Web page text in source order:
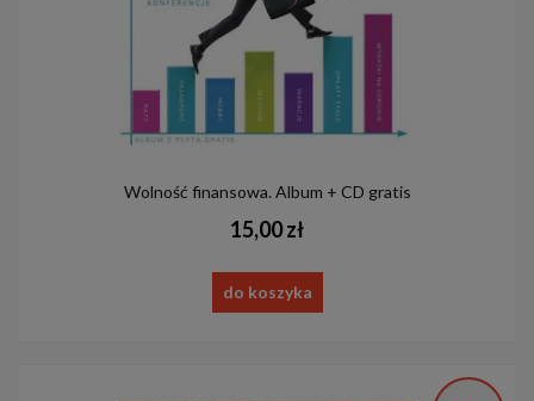
Wolność finansowa. Album + CD gratis
15,00 zł
do koszyka